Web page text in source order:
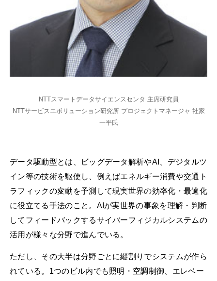
NTTスマートデータサイエンスセンタ 主席研究員
NTTサービスエボリューション研究所 プロジェクトマネージャ 社家
一平氏
データ駆動型とは、ビッグデータ解析やAI、デジタルツ
イン等の技術を駆使し、例えばエネルギー消費や交通ト
ラフィックの変動を予測して現実世界の効率化・最適化
に役立てる手法のこと。AIが実世界の事象を理解・判断
してフィードバックするサイバーフィジカルシステムの
活用が様々な分野で進んでいる。
ただし、その大半は分野ごとに縦割りでシステムが作ら
れている。1つのビル内でも照明・空調制御、エレベー